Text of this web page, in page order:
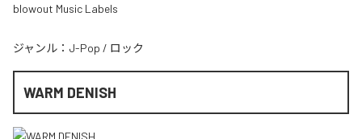
blowout Music Labels
ジャンル： J-Pop / ロック
WARM DENISH